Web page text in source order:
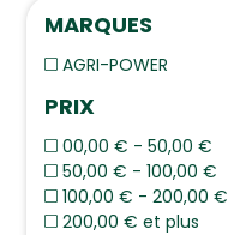
MARQUES
AGRI-POWER
PRIX
00,00 € - 50,00 €
50,00 € - 100,00 €
100,00 € - 200,00 €
200,00 € et plus